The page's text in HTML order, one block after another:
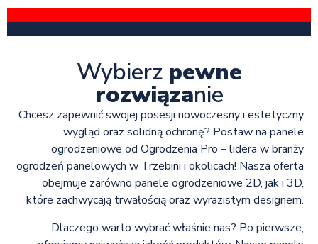
Wybierz pewne
rozwiązanie
Chcesz zapewnić swojej posesji nowoczesny i estetyczny
wygląd oraz solidną ochronę? Postaw na panele
ogrodzeniowe od Ogrodzenia Pro – lidera w branży
ogrodzeń panelowych w Trzebini i okolicach! Nasza oferta
obejmuje zarówno panele ogrodzeniowe 2D, jak i 3D,
które zachwycają trwałością oraz wyrazistym designem.
Dlaczego warto wybrać właśnie nas? Po pierwsze,